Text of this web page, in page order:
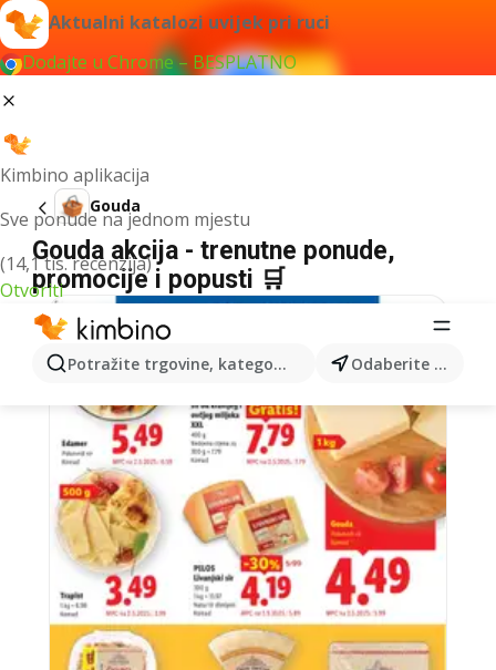
Aktualni katalozi uvijek pri ruci
Dodajte u Chrome – BESPLATNO
Kimbino aplikacija
Sve ponude na jednom mjestu
(14,1 tis. recenzija)
Otvoriti
Potražite trgovine, kategorije, proizvode... Odaberite grad
Gouda
Gouda akcija - trenutne ponude,
promocije i popusti 🛒